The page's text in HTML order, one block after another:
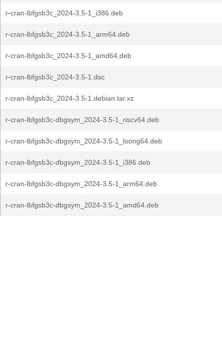
r-cran-lbfgsb3c_2024-3.5-1_i386.deb
r-cran-lbfgsb3c_2024-3.5-1_arm64.deb
r-cran-lbfgsb3c_2024-3.5-1_amd64.deb
r-cran-lbfgsb3c_2024-3.5-1.dsc
r-cran-lbfgsb3c_2024-3.5-1.debian.tar.xz
r-cran-lbfgsb3c-dbgsym_2024-3.5-1_riscv64.deb
r-cran-lbfgsb3c-dbgsym_2024-3.5-1_loong64.deb
r-cran-lbfgsb3c-dbgsym_2024-3.5-1_i386.deb
r-cran-lbfgsb3c-dbgsym_2024-3.5-1_arm64.deb
r-cran-lbfgsb3c-dbgsym_2024-3.5-1_amd64.deb